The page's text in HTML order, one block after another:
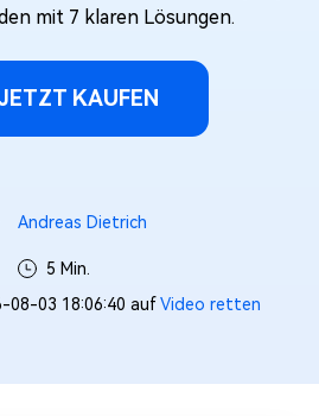
mit 7 klaren Lösungen.
KAUFEN
Andreas Dietrich
5 Min.
08-03 18:06:40 aufVideo retten